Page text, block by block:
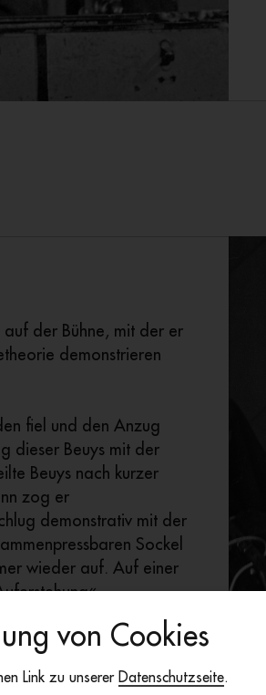
auf der Bühne, mit der er
demonstrieren
fiel und den Anzug
dieser Beuys mit der
Beuys nach kurzer
zog er
demonstrativ mit der
Sockel
wieder auf. Auf einer
Künstlers mit
und in die
von Cookies
Link zu unserer Datenschutzseite.